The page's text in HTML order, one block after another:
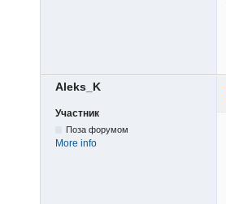
Aleks_K
Участник
Поза форумом
More info